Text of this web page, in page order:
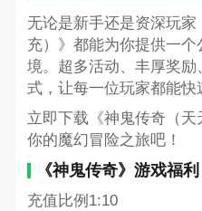
无论是新手还是资深玩
充）》都能为你提供一
境。超多活动、丰厚奖
式，让每一位玩家都能快
立即下载《神鬼传奇（
你的魔幻冒险之旅吧！
《神鬼传奇》游戏福利
充值比例1:10